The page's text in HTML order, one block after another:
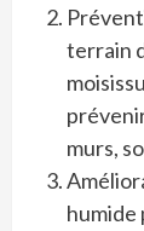
terrain
murs,
humide